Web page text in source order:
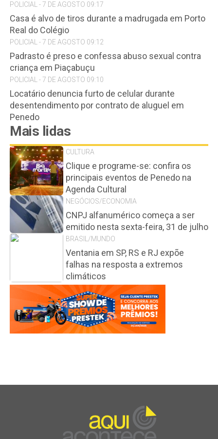
POLICIAL - 7 DE AGOSTO 09:17
Casa é alvo de tiros durante a madrugada em Porto
Real do Colégio
POLICIAL - 7 DE AGOSTO 09:12
Padrasto é preso e confessa abuso sexual contra
criança em Piaçabuçu
POLICIAL - 7 DE AGOSTO 09:10
Locatário denuncia furto de celular durante
desentendimento por contrato de aluguel em
Penedo
Mais lidas
CULTURA
Clique e programe-se: confira os
principais eventos de Penedo na
Agenda Cultural
NEGÓCIOS/ECONOMIA
CNPJ alfanumérico começa a ser
emitido nesta sexta-feira, 31 de julho
BRASIL/MUNDO
Ventania em SP, RS e RJ expõe
falhas na resposta a extremos
climáticos